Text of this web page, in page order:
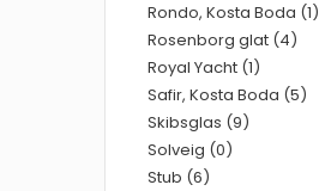
Rondo, Kosta Boda (1)
Rosenborg glat (4)
Royal Yacht (1)
Safir, Kosta Boda (5)
Skibsglas (9)
Solveig (0)
Stub (6)